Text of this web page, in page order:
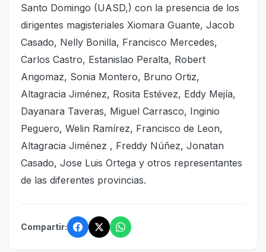
Santo Domingo (UASD,) con la presencia de los
dirigentes magisteriales Xiomara Guante, Jacob
Casado, Nelly Bonilla, Francisco Mercedes,
Carlos Castro, Estanislao Peralta, Robert
Angomaz, Sonia Montero, Bruno Ortiz,
Altagracia Jiménez, Rosita Estévez, Eddy Mejía,
Dayanara Taveras, Miguel Carrasco, Inginio
Peguero, Welin Ramírez, Francisco de Leon,
Altagracia Jiménez , Freddy Núñez, Jonatan
Casado, Jose Luis Ortega y otros representantes
de las diferentes provincias.
Compartir: